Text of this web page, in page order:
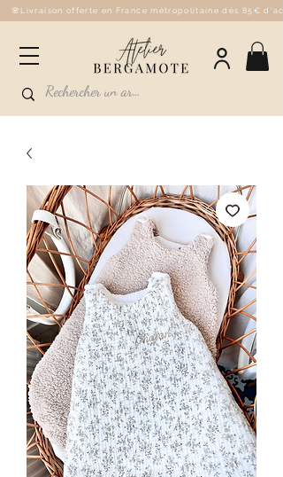
🌸Livraison offerte en France métropolitaine dès 85€